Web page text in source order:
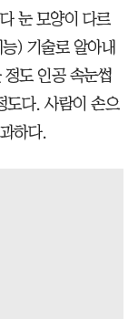
눈 모양이 다르
) 기술로 알아내
도 인공 속눈썹
도다. 사람이 손으
하다.